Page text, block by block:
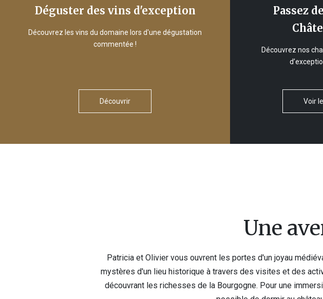
Déguster des vins d'exception
Découvrez les vins du domaine lors d'une dégustation
commentée !
Découvrir
Passez
Découvrez nos
Voir
Une
Patricia et Olivier vous ouvrent les portes d'un joyau
mystères d'un lieu historique à travers des visites et des
découvrant les richesses de la Bourgogne. Pour une